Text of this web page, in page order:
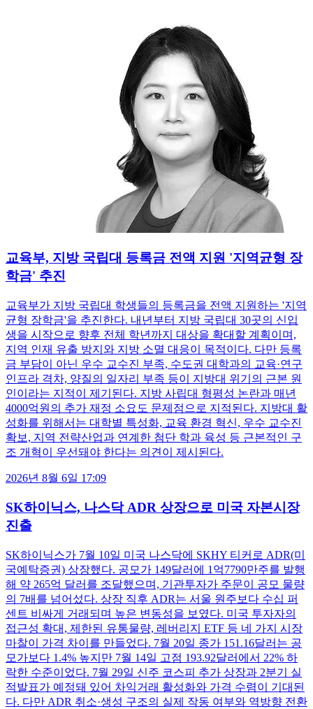
교육부, 지방 국립대 등록금 전액 지원 '지역균형 장
학금' 추진
교육부가 지방 국립대 학생들의 등록금을 전액 지원하는 '지역
균형 장학금'을 추진한다. 내년부터 지방 국립대 30곳의 신입
생을 시작으로 향후 전체 학년까지 대상을 확대할 계획이며,
지역 인재 유출 방지와 지방 소멸 대응이 목적이다. 다만 등록
금 부담이 아닌 우수 교수진 부족, 수도권 대학과의 교육·연구
인프라 격차, 양질의 일자리 부족 등이 지방대 위기의 근본 원
인이라는 지적이 제기된다. 지방 사립대 형평성 논란과 매년
4000억원의 추가 재정 소요도 문제점으로 지적된다. 지방대 활
성화를 위해서는 대학별 특성화, 교육 환경 혁신, 우수 교수진
확보, 지역 전략산업과 연계한 첨단 학과 육성 등 근본적인 구
조 개혁이 우선돼야 한다는 의견이 제시된다.
2026년 8월 6일 17:09
SK하이닉스, 나스닥 ADR 상장으로 미국 자본시장
진출
SK하이닉스가 7월 10일 미국 나스닥에 SKHY 티커로 ADR(미
국예탁증권) 상장했다. 공모가 149달러에 1억7790만주를 발행
해 약 265억 달러를 조달했으며, 기관투자가 주문이 공모 물량
의 7배를 넘어섰다. 상장 직후 ADR는 서울 원주보다 수십 퍼
센트 비싸게 거래되며 높은 변동성을 보였다. 미국 투자자의
접근성 확대, 제한된 유통물량, 레버리지 ETF 등 네 가지 시장
마찰이 가격 차이를 만들었다. 7월 20일 종가 151.16달러는 공
모가보다 1.4% 높지만 7월 14일 고점 193.92달러에서 22% 하
락한 수준이었다. 7월 29일 신주 코스피 추가 상장과 2분기 실
적발표가 예정돼 있어 차익거래 활성화와 가격 수렴이 기대된
다. 다만 ADR 취소·생성 구조의 실제 작동 여부와 역방향 전환